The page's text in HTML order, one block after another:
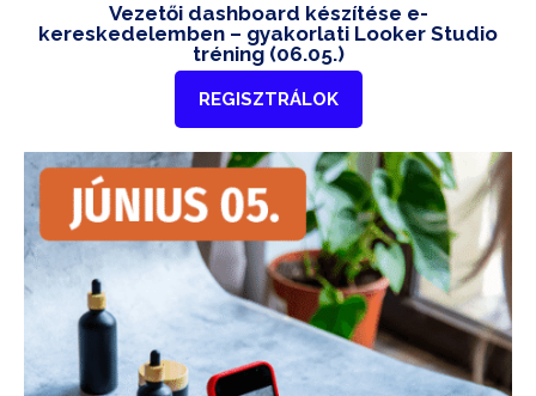
Vezetői dashboard készítése e-
kereskedelemben – gyakorlati Looker Studio
tréning (06.05.)
REGISZTRÁLOK